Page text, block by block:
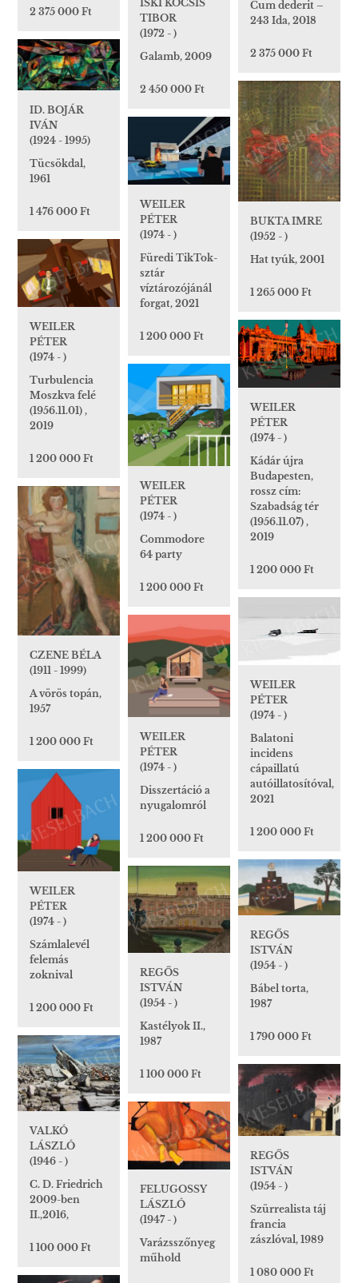
2 375 000 Ft
Cum dederit –
243 Ida, 2018
2 375 000 Ft
ISKI KOCSIS
TIBOR
(1972 - )
Galamb, 2009
2 450 000 Ft
ID. BOJÁR
IVÁN
(1924 - 1995)
Tücsökdal,
1961
1 476 000 Ft
BUKTA IMRE
(1952 - )
Hat tyúk, 2001
1 265 000 Ft
WEILER
PÉTER
(1974 - )
Füredi TikTok-
sztár
víztározójánál
forgat, 2021
1 200 000 Ft
WEILER
PÉTER
(1974 - )
Turbulencia
Moszkva felé
(1956.11.01) ,
2019
1 200 000 Ft
WEILER
PÉTER
(1974 - )
Kádár újra
Budapesten,
rossz cím:
Szabadság tér
(1956.11.07) ,
2019
1 200 000 Ft
WEILER
PÉTER
(1974 - )
Commodore
64 party
1 200 000 Ft
CZENE BÉLA
(1911 - 1999)
A vörös topán,
1957
1 200 000 Ft
WEILER
PÉTER
(1974 - )
Balatoni
incidens
cápaillatú
autóillatosítóval,
2021
1 200 000 Ft
WEILER
PÉTER
(1974 - )
Disszertáció a
nyugalomról
1 200 000 Ft
WEILER
PÉTER
(1974 - )
Számlalevél
felemás
zoknival
1 200 000 Ft
REGŐS
ISTVÁN
(1954 - )
Bábel torta,
1987
1 790 000 Ft
REGŐS
ISTVÁN
(1954 - )
Kastélyok II.,
1987
1 100 000 Ft
VALKÓ
LÁSZLÓ
(1946 - )
C. D. Friedrich
2009-ben
II.,2016,
1 100 000 Ft
REGŐS
ISTVÁN
(1954 - )
Szürrealista táj
francia
zászlóval, 1989
1 080 000 Ft
FELUGOSSY
LÁSZLÓ
(1947 - )
Varázsszőnyeg
műhold